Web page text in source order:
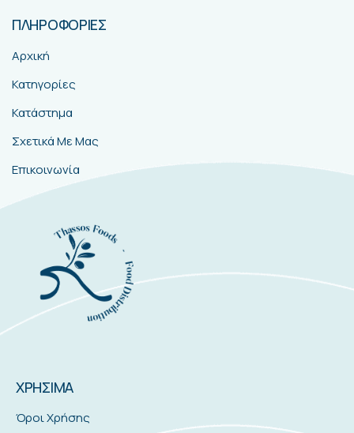
ΠΛΗΡΟΦΟΡΙΕΣ
Αρχική
Κατηγορίες
Κατάστημα
Σχετικά Με Μας
Επικοινωνία
ΧΡΗΣΙΜΑ
Όροι Χρήσης